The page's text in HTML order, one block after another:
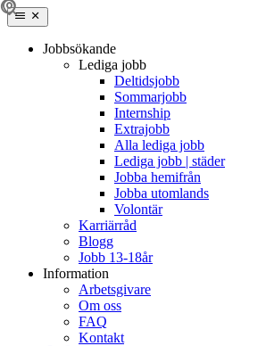
Jobbsökande
Lediga jobb
Deltidsjobb
Sommarjobb
Internship
Extrajobb
Alla lediga jobb
Lediga jobb | städer
Jobba hemifrån
Jobba utomlands
Volontär
Karriärråd
Blogg
Jobb 13-18år
Information
Arbetsgivare
Om oss
FAQ
Kontakt